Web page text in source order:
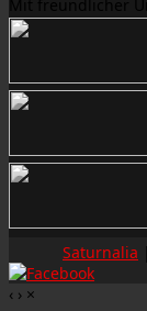
Saturnalia
‹ › ×